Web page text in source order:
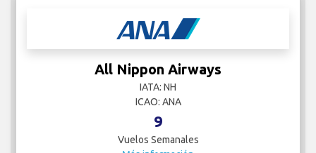
All Nippon Airways
IATA: NH
ICAO: ANA
9
Vuelos Semanales